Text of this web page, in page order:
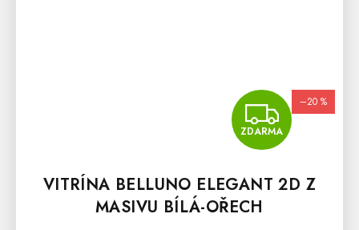
ZDARMA
–20 %
VITRÍNA BELLUNO ELEGANT 2D Z
MASIVU BÍLÁ-OŘECH